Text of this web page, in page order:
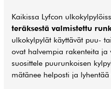
Kaikissa Lyfcon
teräksestä valmistettu
ulkokylpylät käyttävät puu-
ovat halvempia rakenteita
suosittele puurunkoisen
mätänee helposti ja